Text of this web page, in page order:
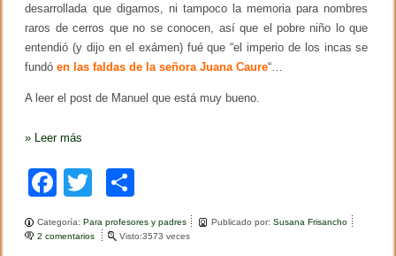
r
u
e
n
o
s
o
l
g
i
desarrollada que digamos, ni tampoco la memoria para nombres
raros de cerros que no se conocen, así que el pobre niño lo que
entendió (y dijo en el exámen) fué que “el imperio de los incas se
fundóen las faldas de la señora Juana Caure“…
A leer el post de Manuel que está muy bueno.
» Leer más
F
a
c
tt
m
Categoría:Para profesores y padres Publicado por:Susana Frisancho
2 comentarios
Visto:3573 veces